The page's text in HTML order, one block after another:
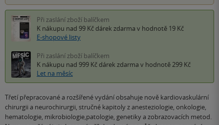
Při zaslání zboží balíčkem
K nákupu nad 99 Kč dárek zdarma v hodnotě 19 Kč
E-shopové listy
Při zaslání zboží balíčkem
K nákupu nad 999 Kč dárek zdarma v hodnotě 299 Kč
Let na měsíc
Třetí přepracované a rozšířené vydání obsahuje nově kardiovaskulární
chirurgii a neurochirurgii, stručné kapitoly z anesteziologie, onkologie,
hematologie, mikrobiologie,patologie, genetiky a zobrazovacích metod.